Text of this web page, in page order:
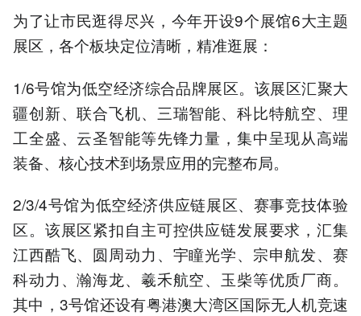
为了让市民逛得尽兴，今年开设9个展馆6大主题
展区，各个板块定位清晰，精准逛展：
1/6号馆为低空经济综合品牌展区。该展区汇聚大
疆创新、联合飞机、三瑞智能、科比特航空、理
工全盛、云圣智能等先锋力量，集中呈现从高端
装备、核心技术到场景应用的完整布局。
2/3/4号馆为低空经济供应链展区、赛事竞技体验
区。该展区紧扣自主可控供应链发展要求，汇集
江西酷飞、圆周动力、宇瞳光学、宗申航发、赛
科动力、瀚海龙、羲禾航空、玉柴等优质厂商。
其中，3号馆还设有粤港澳大湾区国际无人机竞速